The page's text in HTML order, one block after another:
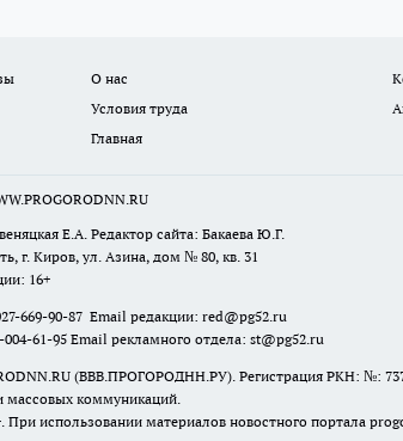
О нас
Условия труда
Главная
Е.А. Редактор сайта: Бакаева Ю.Г.
г. Киров, ул. Азина, дом № 80, кв. 31
16+
669-90-87 Email редакции: red@pg52.ru
61-95 Email рекламного отдела: st@pg52.ru
(ВВВ.ПРОГОРОДНН.РУ). Регистрация РКН: №:
массовых коммуникаций.
При использовании материалов новостного портала